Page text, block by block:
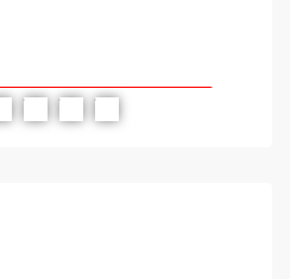
PROPRIETATEA A FOST ÎNCHIRIATĂ